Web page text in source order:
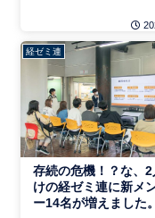
経ゼミ連
存続の危機！？な、2
けの経ゼミ連に新メ
ー14名が増えました。